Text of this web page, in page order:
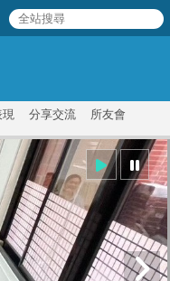
現 分享交流 所友會